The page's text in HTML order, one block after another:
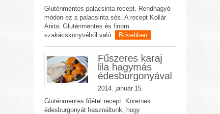
Gluténmentes palacsinta recept. Rendhagyó
módon ez a palacsinta sós. A recept Kollár
Anita: Gluténmentes és finom
szakácskönyvéből való.
Bővebben
Fűszeres karaj
lila hagymás
édesburgonyával
2014. január 15.
Gluténmentes főétel recept. Köretnek
édesburgonyát használtunk, hogy